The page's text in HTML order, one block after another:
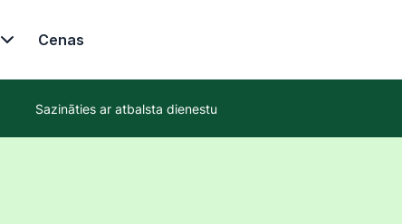
Cenas
Sazināties ar atbalsta dienestu